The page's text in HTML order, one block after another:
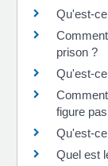
Qu'est-
prison ?
Qu'est-
figure
Qu'est-
Quel est